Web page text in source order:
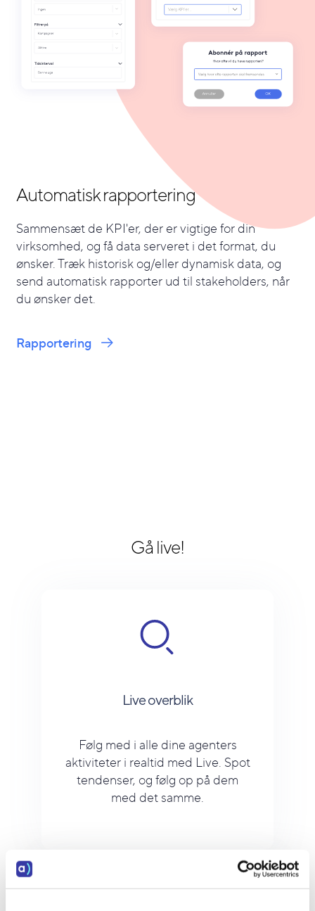
Automatisk rapportering
Sammensæt de KPI'er, der er vigtige for din
virksomhed, og få data serveret i det format, du
ønsker. Træk historisk og/eller dynamisk data, og
send automatisk rapporter ud til stakeholders, når
du ønsker det.
Rapportering
Gå live!
Live overblik
Følg med i alle dine agenters
aktiviteter i realtid med Live. Spot
tendenser, og følg op på dem
med det samme.